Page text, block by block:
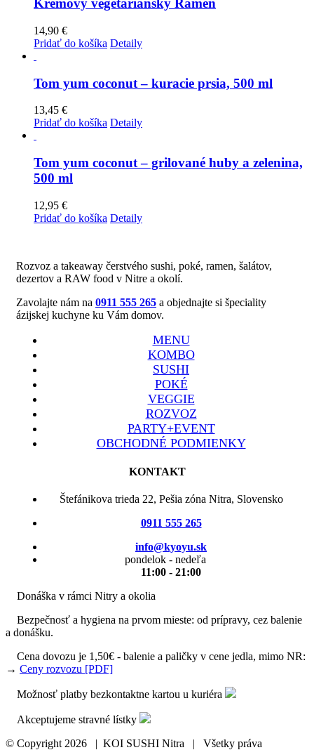
Krémový vegetariánsky Ramen
14,90 €
Pridať do košíka Detaily
Tom yum coconut – kuracie prsia, 500 ml
13,45 €
Pridať do košíka Detaily
Tom yum coconut – grilované huby a zelenina,
500 ml
12,95 €
Pridať do košíka Detaily
Rozvoz a takeaway čerstvého sushi, poké, ramen, šalátov,
dezertov a RAW food v Nitre a okolí.
Zavolajte nám na 0911 555 265 a objednajte si špeciality
ázijskej kuchyne ku Vám domov.
MENU
KOMBO
SUSHI
POKÉ
VEGGIE
ROZVOZ
PARTY+EVENT
OBCHODNÉ PODMIENKY
KONTAKT
Štefánikova trieda 22, Pešia zóna Nitra, Slovensko
0911 555 265
info@kyoyu.sk
pondelok - nedeľa
11:00 - 21:00
Donáška v rámci Nitry a okolia
Bezpečnosť a hygiena na prvom mieste: od prípravy, cez balenie
a donášku.
Cena dovozu je 1,50€ - balenie a paličky v cene jedla, mimo NR:
→ Ceny rozvozu [PDF]
Možnosť platby bezkontaktne kartou u kuriéra
Akceptujeme stravné lístky
© Copyright2026 | KOI SUSHI Nitra | Všetky práva